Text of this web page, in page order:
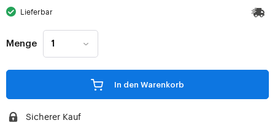
Lieferbar
Menge
In den Warenkorb
Sicherer Kauf